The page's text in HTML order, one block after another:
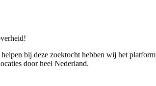
bij deze zoektocht hebben wij het platform
door heel Nederland.